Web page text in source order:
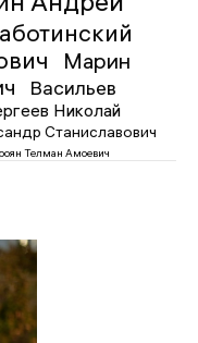
Марин
Васильев
Николай
Станиславович
Телман Амоевич